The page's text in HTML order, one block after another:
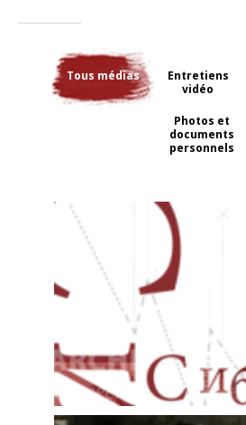
l’époque, «Une fois en nous embrassant,
par la police politique et ma vie brisée. Elle
amoureux… quelle tristesse».
L'entretien avec Antanas Seikalis a été conduit
Tous médias
Entretiens
vidéo
Photos et
documents
personnels